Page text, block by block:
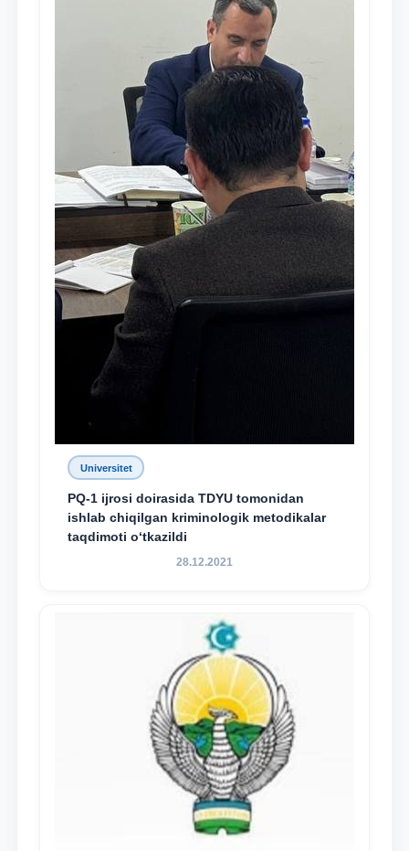
Universitet
PQ-1 ijrosi doirasida TDYU tomonidan
ishlab chiqilgan kriminologik metodikalar
taqdimoti o‘tkazildi
28.12.2021